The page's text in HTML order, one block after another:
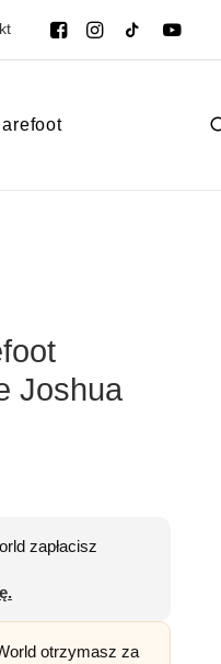
Joshua
zapłacisz
otrzymasz za